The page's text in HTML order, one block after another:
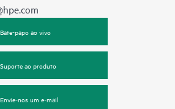
Bate-papo ao vivo
Suporte ao produto
Envie-nos um e-mail